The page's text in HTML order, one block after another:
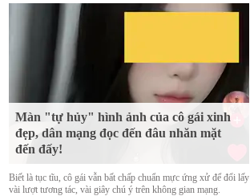
Màn "tự hủy" hình ảnh của cô gái xinh
đẹp, dân mạng đọc đến đâu nhăn mặt
đến đấy!
Biết là tục tĩu, cô gái vẫn bất chấp chuẩn mực ứng xử để đổi lấy
vài lượt tương tác, vài giây chú ý trên không gian mạng.